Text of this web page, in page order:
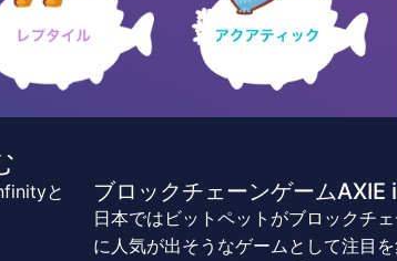
ブロックチェーンゲーム
日本ではビットペットがブロックチ
に人気が出そうなゲームとして注目